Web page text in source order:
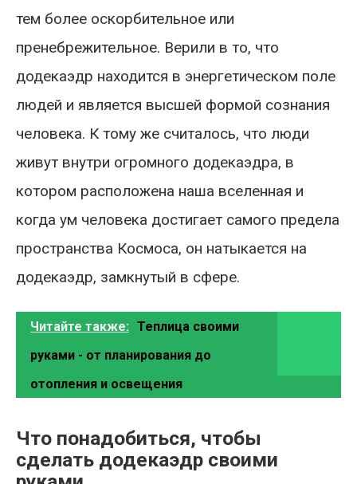
тем более оскорбительное или
пренебрежительное. Верили в то, что
додекаэдр находится в энергетическом поле
людей и является высшей формой сознания
человека. К тому же считалось, что люди
живут внутри огромного додекаэдра, в
котором расположена наша вселенная и
когда ум человека достигает самого предела
пространства Космоса, он натыкается на
додекаэдр, замкнутый в сфере.
Читайте также: Теплица своими
руками - от планирования до
отопления и освещения
Что понадобиться, чтобы
сделать додекаэдр своими